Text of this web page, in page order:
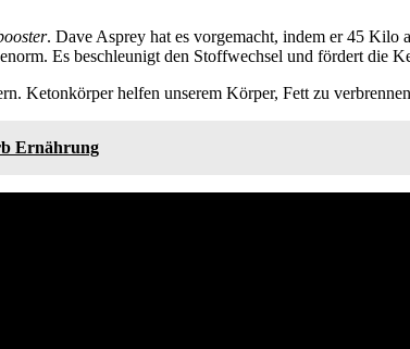
. Dave Asprey hat es vorgemacht, indem er 45 Kilo
Es beschleunigt den Stoffwechsel und fördert die
Ketonkörper helfen unserem Körper, Fett zu
Ernährung